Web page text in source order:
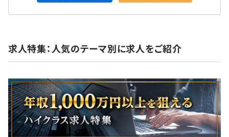
求人特集：人気のテーマ別に求人をご紹介